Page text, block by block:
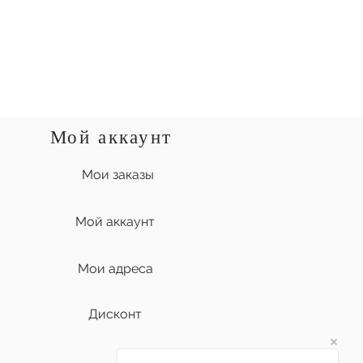
Мой аккаунт
Мои заказы
Мой аккаунт
Мои адреса
Дисконт